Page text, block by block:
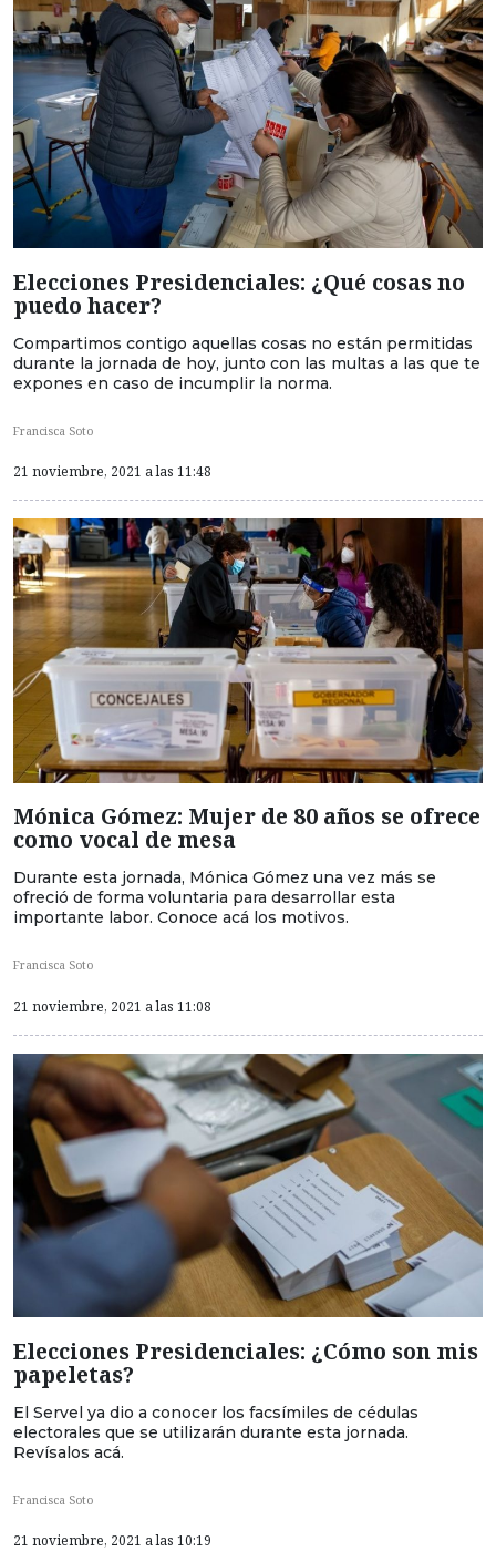
Elecciones Presidenciales: ¿Qué cosas no
puedo hacer?
Compartimos contigo aquellas cosas no están permitidas
durante la jornada de hoy, junto con las multas a las que te
expones en caso de incumplir la norma.
Francisca Soto
21 noviembre, 2021 a las 11:48
Mónica Gómez: Mujer de 80 años se ofrece
como vocal de mesa
Durante esta jornada, Mónica Gómez una vez más se
ofreció de forma voluntaria para desarrollar esta
importante labor. Conoce acá los motivos.
Francisca Soto
21 noviembre, 2021 a las 11:08
Elecciones Presidenciales: ¿Cómo son mis
papeletas?
El Servel ya dio a conocer los facsímiles de cédulas
electorales que se utilizarán durante esta jornada.
Revísalos acá.
Francisca Soto
21 noviembre, 2021 a las 10:19